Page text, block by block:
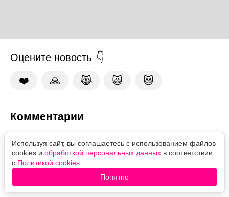
Оцените новость
❤️ 🙏 😹 🙀 😿
Комментарии
Используя сайт, вы соглашаетесь с использованием файлов
cookies и обработкой персональных данных в соответствии
с Политикой cookies
Понятно